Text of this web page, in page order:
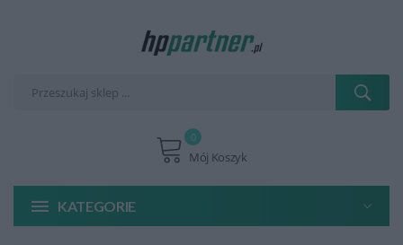
Mój Koszyk
0
KATEGORIE